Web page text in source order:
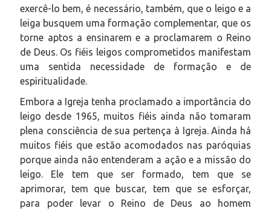
exercê-lo bem, é necessário, também, que o leigo e a
leiga busquem uma formação complementar, que os
torne aptos a ensinarem e a proclamarem o Reino
de Deus. Os fiéis leigos comprometidos manifestam
uma sentida necessidade de formação e de
espiritualidade.
Embora a Igreja tenha proclamado a importância do
leigo desde 1965, muitos fiéis ainda não tomaram
plena consciência de sua pertença à Igreja. Ainda há
muitos fiéis que estão acomodados nas paróquias
porque ainda não entenderam a ação e a missão do
leigo. Ele tem que ser formado, tem que se
aprimorar, tem que buscar, tem que se esforçar,
para poder levar o Reino de Deus ao homem